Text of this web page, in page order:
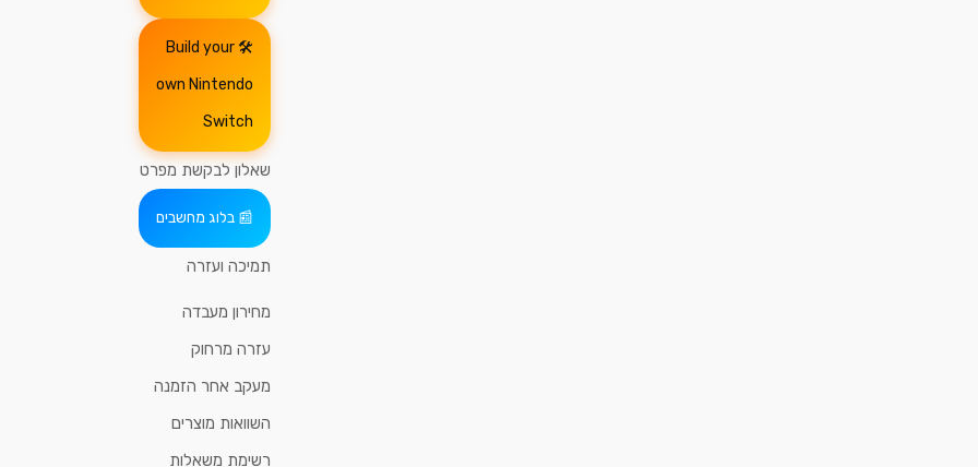
Build your
own Nintendo
Switch
שאלון לבקשת מפרט
בלוג מחשבים
תמיכה ועזרה
מחירון מעבדה
עזרה מרחוק
מעקב אחר הזמנה
השוואות מוצרים
רשימת משאלות